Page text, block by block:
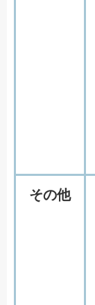
その他